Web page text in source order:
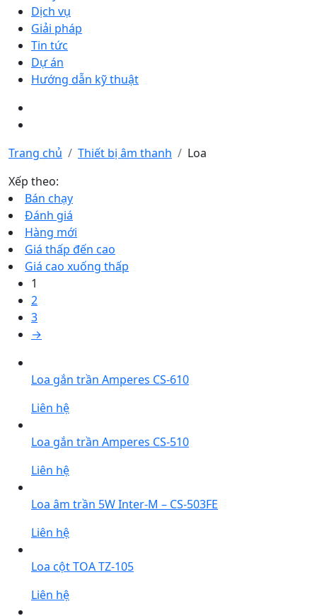
Dịch vụ
Giải pháp
Tin tức
Dự án
Hướng dẫn kỹ thuật
Trang chủ Thiết bị âm thanh
Loa
Xếp theo:
Bán chạy
Đánh giá
Hàng mới
Giá thấp đến cao
Giá cao xuống thấp
1
2
3
→
Loa gắn trần Amperes CS-610
Liên hệ
Loa gắn trần Amperes CS-510
Liên hệ
Loa âm trần 5W Inter-M – CS-503FE
Liên hệ
Loa cột TOA TZ-105
Liên hệ